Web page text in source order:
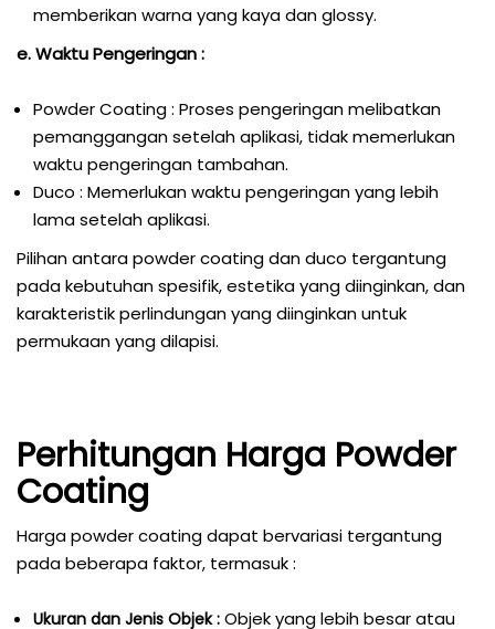
memberikan warna yang kaya dan glossy.
e. Waktu Pengeringan :
Powder Coating : Proses pengeringan melibatkan
pemanggangan setelah aplikasi, tidak memerlukan
waktu pengeringan tambahan.
Duco : Memerlukan waktu pengeringan yang lebih
lama setelah aplikasi.
Pilihan antara powder coating dan duco tergantung
pada kebutuhan spesifik, estetika yang diinginkan, dan
karakteristik perlindungan yang diinginkan untuk
permukaan yang dilapisi.
Perhitungan Harga Powder
Coating
Harga powder coating dapat bervariasi tergantung
pada beberapa faktor, termasuk :
Ukuran dan Jenis Objek : Objek yang lebih besar atau